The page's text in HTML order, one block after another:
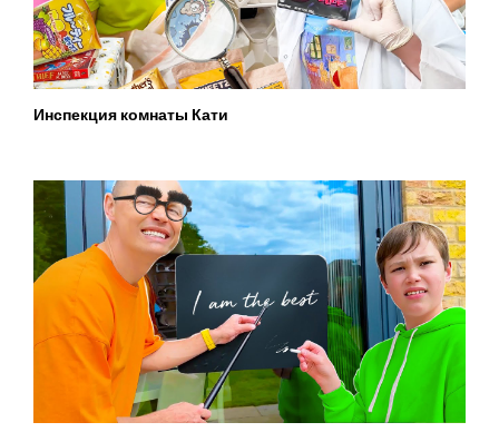
Инспекция комнаты Кати